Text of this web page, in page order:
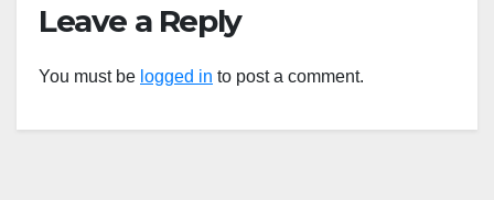
Leave a Reply
You must be logged in to post a comment.